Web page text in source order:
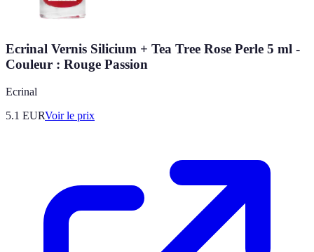
Ecrinal Vernis Silicium + Tea Tree Rose Perle 5 ml -
Couleur : Rouge Passion
Ecrinal
5.1 EURVoir le prix